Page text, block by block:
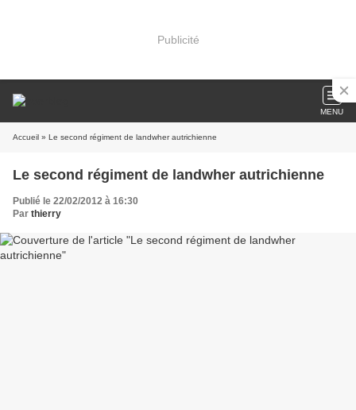
Publicité
MENU
Accueil » Le second régiment de landwher autrichienne
Le second régiment de landwher autrichienne
Publié le 22/02/2012 à 16:30
Par thierry